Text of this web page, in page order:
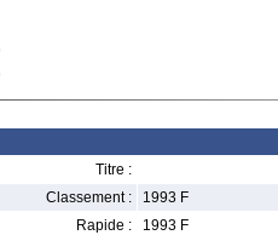
Titre :
Classement :
1993 F
Rapide :
1993 F